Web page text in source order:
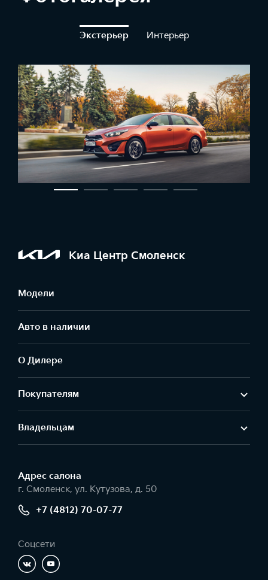
Экстерьер Интерьер
Киа Центр Смоленск
Модели
Авто в наличии
О Дилере
Покупателям
Владельцам
Адрес салонa
г. Смоленск, ул. Кутузова, д. 50
+7 (4812) 70-07-77
Соцсети